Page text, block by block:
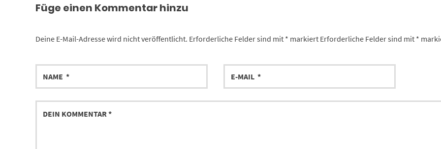
Füge einen Kommentar hinzu
Deine E-Mail-Adresse wird nicht veröffentlicht. Erforderliche Felder sind mit * markiertErforderliche Felder sind mit *